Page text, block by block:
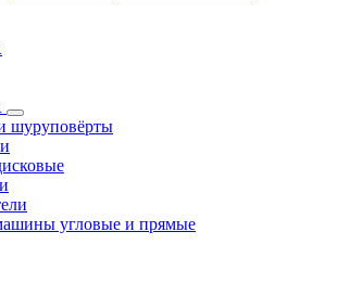
шуруповёрты
угловые и прямые